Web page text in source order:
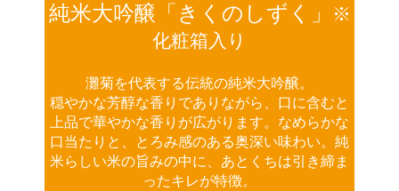
純米大吟醸「きくのしずく」
※
化粧箱入り
灘菊を代表する伝統の純米大吟醸。
穏やかな芳醇な香りでありながら、口に含むと
上品で華やかな香りが広がります。なめらかな
口当たりと、とろみ感のある奥深い味わい。純
米らしい米の旨みの中に、あとくちは引き締ま
ったキレが特徴。